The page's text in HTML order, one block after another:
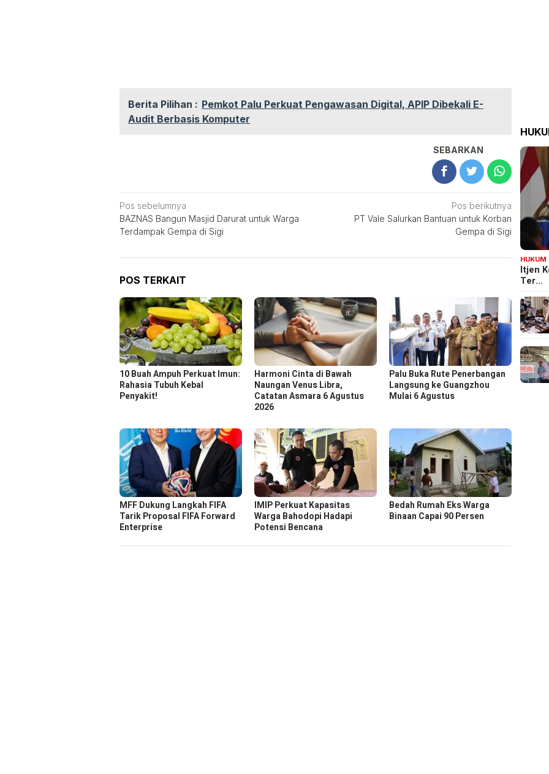
Berita Pilihan : Pemkot Palu Perkuat Pengawasan Digital, APIP Dibekali E-
Audit Berbasis Komputer
SEBARKAN
Navigasi
pos
Pos sebelumnya
BAZNAS Bangun Masjid Darurat untuk Warga
Terdampak Gempa di Sigi
Pos berikutnya
PT Vale Salurkan Bantuan untuk Korban
Gempa di Sigi
POS TERKAIT
10 Buah Ampuh Perkuat Imun:
Rahasia Tubuh Kebal
Penyakit!
Harmoni Cinta di Bawah
Naungan Venus Libra,
Catatan Asmara 6 Agustus
2026
Palu Buka Rute Penerbangan
Langsung ke Guangzhou
Mulai 6 Agustus
MFF Dukung Langkah FIFA
Tarik Proposal FIFA Forward
Enterprise
IMIP Perkuat Kapasitas
Warga Bahodopi Hadapi
Potensi Bencana
Bedah Rumah Eks Warga
Binaan Capai 90 Persen
HUKUM
Itjen
Ter…